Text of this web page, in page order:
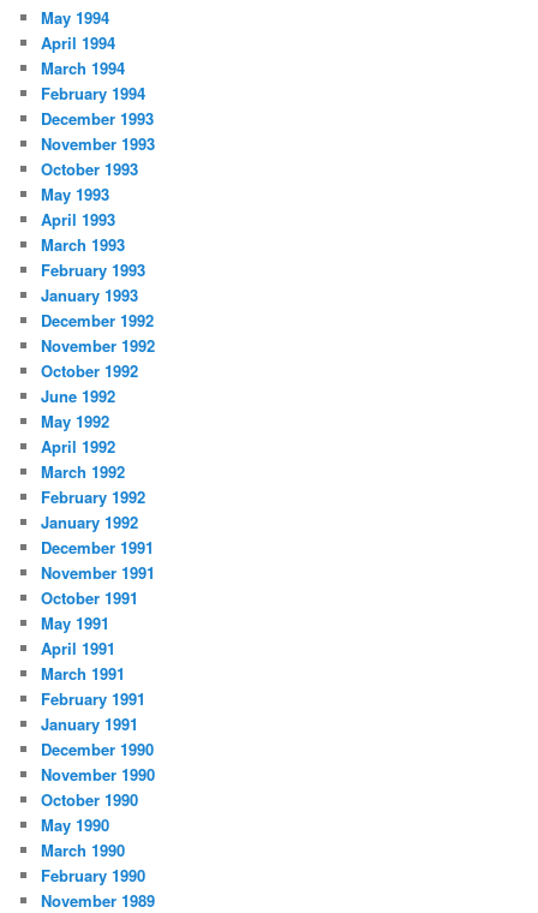
May 1994
April 1994
March 1994
February 1994
December 1993
November 1993
October 1993
May 1993
April 1993
March 1993
February 1993
January 1993
December 1992
November 1992
October 1992
June 1992
May 1992
April 1992
March 1992
February 1992
January 1992
December 1991
November 1991
October 1991
May 1991
April 1991
March 1991
February 1991
January 1991
December 1990
November 1990
October 1990
May 1990
March 1990
February 1990
November 1989